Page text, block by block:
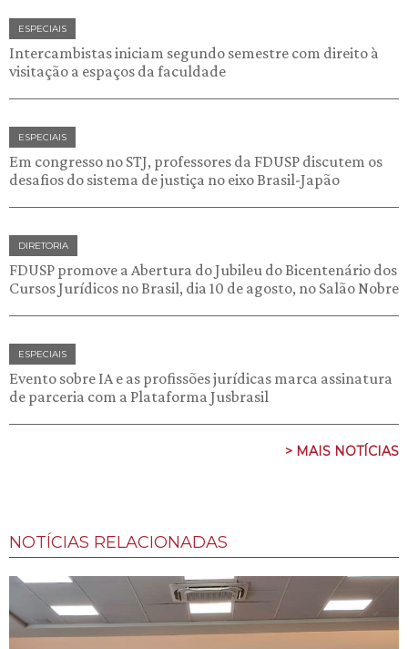
ESPECIAIS
Intercambistas iniciam segundo semestre com direito à
visitação a espaços da faculdade
ESPECIAIS
Em congresso no STJ, professores da FDUSP discutem os
desafios do sistema de justiça no eixo Brasil-Japão
DIRETORIA
FDUSP promove a Abertura do Jubileu do Bicentenário dos
Cursos Jurídicos no Brasil, dia 10 de agosto, no Salão Nobre
ESPECIAIS
Evento sobre IA e as profissões jurídicas marca assinatura
de parceria com a Plataforma Jusbrasil
> MAIS NOTÍCIAS
NOTÍCIAS RELACIONADAS